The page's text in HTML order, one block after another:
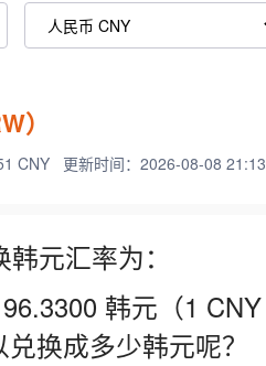
）
CNY 更新时间：2026-08-08
元汇率为：
韩元（1
换成多少韩元呢？